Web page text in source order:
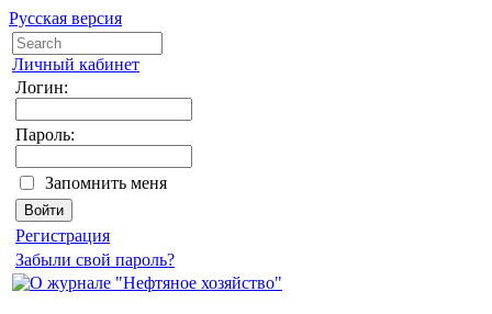
Русская версия
Личный кабинет
Логин:
Пароль:
Запомнить меня
Регистрация
Забыли свой пароль?